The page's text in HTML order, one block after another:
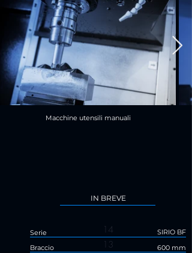
Macchine utensili manuali
IN BREVE
14
13
Serie
SIRIO BF
Braccio
600 mm